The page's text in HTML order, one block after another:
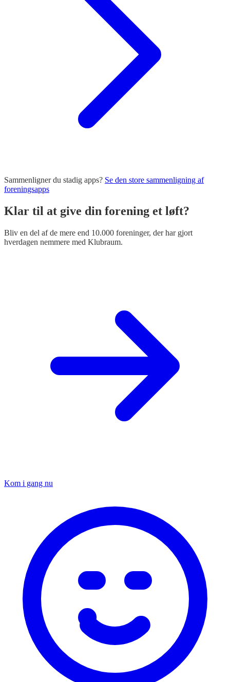
Sammenligner du stadig apps? Se den store sammenligning af
foreningsapps
Klar til at give din forening et løft?
Bliv en del af de mere end 10.000 foreninger, der har gjort
hverdagen nemmere med Klubraum.
Kom i gang nu